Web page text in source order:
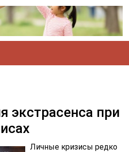
экстрасенса при
Личные кризисы редко